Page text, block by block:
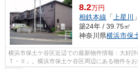
8.2万円
相鉄本線 「上星川
築24年 / 39.75㎡
神奈川県横浜市保
横浜市保土ケ谷区近辺での最新物件情報：大好
Ｔ・Ⅱ」。横浜市保土ケ谷区周辺にある物件を